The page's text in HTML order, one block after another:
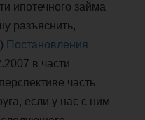
ипотечного займа
разъяснить,
Постановления
в части
часть
если у нас с ним